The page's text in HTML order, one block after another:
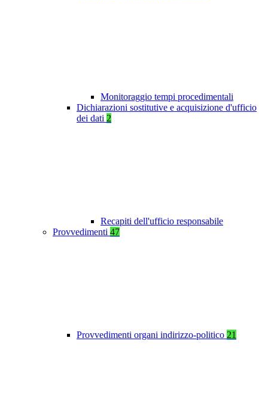
Monitoraggio tempi procedimentali
Dichiarazioni sostitutive e acquisizione d'ufficio
dei dati 2
Recapiti dell'ufficio responsabile
Provvedimenti 47
Provvedimenti organi indirizzo-politico 21